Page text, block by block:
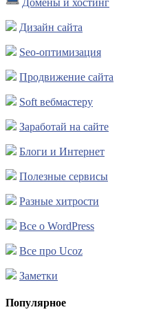
Дизайн сайта
Seo-оптимизация
Продвижение сайта
Soft вебмастеру
Заработай на сайте
Блоги и Интернет
Полезные сервисы
Разные хитрости
Все о WordPress
Все про Ucoz
Заметки
Популярное